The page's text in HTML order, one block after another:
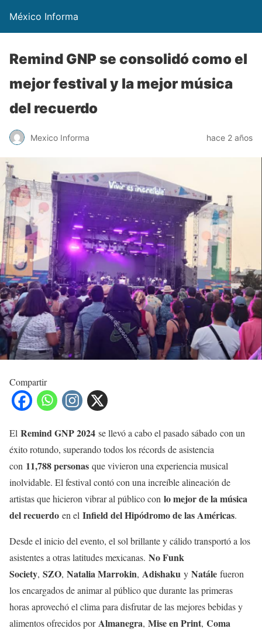
México Informa
Remind GNP se consolidó como el
mejor festival y la mejor música
del recuerdo
Mexico Informa hace 2 años
Compartir
El Remind GNP 2024 se llevó a cabo el pasado sábado con un
éxito rotundo, superando todos los récords de asistencia
con 11,788 personas que vivieron una experiencia musical
inolvidable. El festival contó con una increíble alineación de
artistas que hicieron vibrar al público con lo mejor de la música
del recuerdo en el Infield del Hipódromo de las Américas.
Desde el inicio del evento, el sol brillante y cálido transportó a los
asistentes a otras latitudes mexicanas. No Funk
Society, SZO, Natalia Marrokin, Adishaku y Natále fueron
los encargados de animar al público que durante las primeras
horas aprovechó el clima para disfrutar de las mejores bebidas y
alimentos ofrecidos porAlmanegra, Mise en Print, Coma